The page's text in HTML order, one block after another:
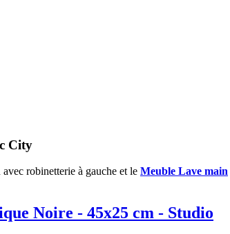
City
robinetterie à gauche et le Meuble Lave main
Noire - 45x25 cm - Studio